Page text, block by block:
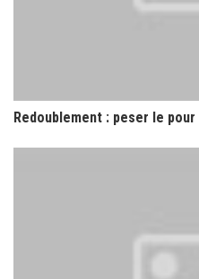
Redoublement : peser le